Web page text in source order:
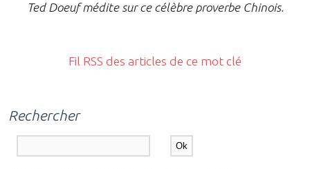
Ted Doeuf médite sur ce célèbre proverbe Chinois.
Fil RSS des articles de ce mot clé
Rechercher